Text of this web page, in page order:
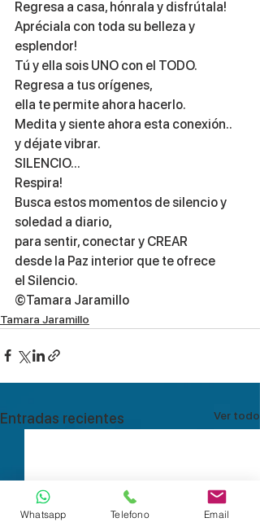
Regresa a casa, hónrala y disfrútala!
Apréciala con toda su belleza y
esplendor!
Tú y ella sois UNO con el TODO.
Regresa a tus orígenes,
ella te permite ahora hacerlo.
Medita y siente ahora esta conexión..
y déjate vibrar.
SILENCIO...
Respira!
Busca estos momentos de silencio y
soledad a diario,
para sentir, conectar y CREAR
desde la Paz interior que te ofrece
el Silencio.
©Tamara Jaramillo
Tamara Jaramillo
Entradas recientes Ver todo
Whatsapp Telefono Email